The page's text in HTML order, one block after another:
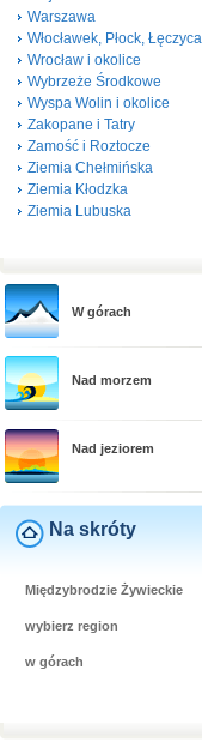
Warszawa
Włocławek, Płock, Łęczyca
Wrocław i okolice
Wybrzeże Środkowe
Wyspa Wolin i okolice
Zakopane i Tatry
Zamość i Roztocze
Ziemia Chełmińska
Ziemia Kłodzka
Ziemia Lubuska
W górach
Nad morzem
Nad jeziorem
Na skróty